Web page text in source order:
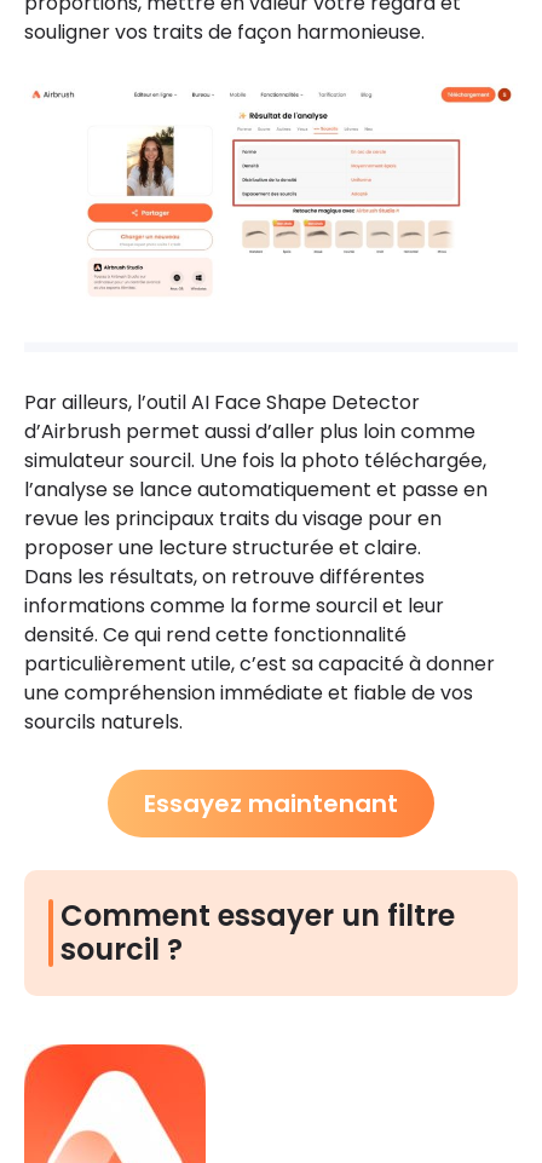
souligner vos traits de façon harmonieuse.
Par ailleurs, l’outil AI Face Shape Detector
d’Airbrush permet aussi d’aller plus loin comme
simulateur sourcil. Une fois la photo téléchargée,
l’analyse se lance automatiquement et passe en
revue les principaux traits du visage pour en
proposer une lecture structurée et claire.
Dans les résultats, on retrouve différentes
informations comme la forme sourcil et leur
densité. Ce qui rend cette fonctionnalité
particulièrement utile, c’est sa capacité à donner
une compréhension immédiate et fiable de vos
sourcils naturels.
Essayez maintenant
Comment essayer un filtre
sourcil ?